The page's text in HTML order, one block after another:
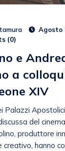
Agosto
(0)
e
a
XIV
Palazzi
del
produttore
creativo, hanno